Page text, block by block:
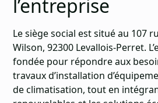
l’entreprise
Le siège social est situé au 107
Wilson, 92300 Levallois-Perret.
fondée pour répondre aux
travaux d’installation
de climatisation, tout en